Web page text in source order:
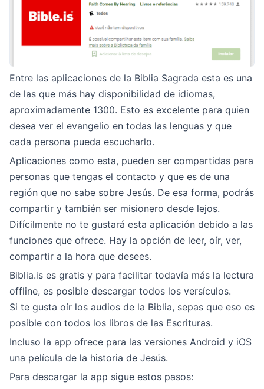
Entre las aplicaciones de la Biblia Sagrada esta es una
de las que más hay disponibilidad de idiomas,
aproximadamente 1300. Esto es excelente para quien
desea ver el evangelio en todas las lenguas y que
cada persona pueda escucharlo.
Aplicaciones como esta, pueden ser compartidas para
personas que tengas el contacto y que es de una
región que no sabe sobre Jesús. De esa forma, podrás
compartir y también ser misionero desde lejos.
Difícilmente no te gustará esta aplicación debido a las
funciones que ofrece. Hay la opción de leer, oír, ver,
compartir a la hora que desees.
Biblia.is es gratis y para facilitar todavía más la lectura
offline, es posible descargar todos los versículos.
Si te gusta oír los audios de la Biblia, sepas que eso es
posible con todos los libros de las Escrituras.
Incluso la app ofrece para las versiones Android y iOS
una película de la historia de Jesús.
Para descargar la app sigue estos pasos: